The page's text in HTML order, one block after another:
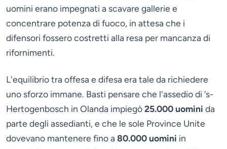
uomini erano impegnati a scavare gallerie e
concentrare potenza di fuoco, in attesa che i
difensori fossero costretti alla resa per mancanza di
rifornimenti.
L'equilibrio tra offesa e difesa era tale da richiedere
uno sforzo immane. Basti pensare che l'assedio di ‘s-
Hertogenbosch in Olanda impiegò25.000 uomini da
parte degli assedianti, e che le sole Province Unite
dovevano mantenere fino a 80.000 uomini in